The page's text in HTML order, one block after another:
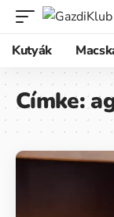
Kutyák
Címke: